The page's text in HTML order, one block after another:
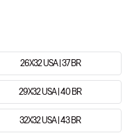
26X32 USA | 37 BR
29X32 USA | 40 BR
32X32 USA | 43 BR